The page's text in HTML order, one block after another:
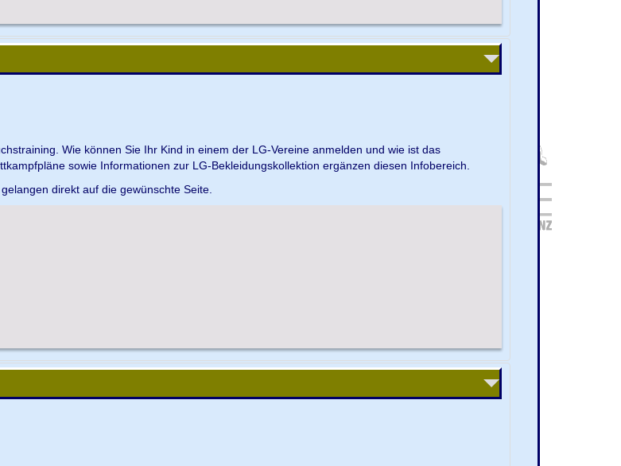
Wie können Sie Ihr Kind in einem der LG-Vereine anmelden und wie ist das
sowie Informationen zur LG-Bekleidungskollektion ergänzen diesen Infobereich.
direkt auf die gewünschte Seite.